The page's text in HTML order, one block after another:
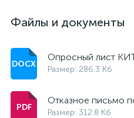
Файлы и документы
Опросный лист
Размер: 286.3 Кб
Отказное письмо
Размер: 312.8 Кб